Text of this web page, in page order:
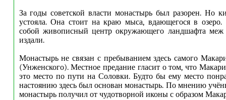
За годы советской власти монастырь был разорен. Но
устояла. Она стоит на краю мыса, вдающегося в
собой живописный центр окружающего ландшафта меж
издали.
Монастырь не связан с пребыванием здесь самого
(Унженского). Местное предание гласит о том, что
это место по пути на Соловки. Будто бы ему место
настоянию здесь был основан монастырь. По мнению
монастырь получил от чудотворной иконы с образом